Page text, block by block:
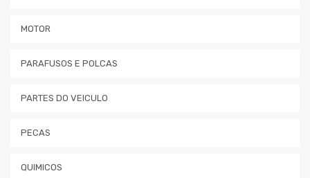
MOTOR
PARAFUSOS E POLCAS
PARTES DO VEICULO
PECAS
QUIMICOS